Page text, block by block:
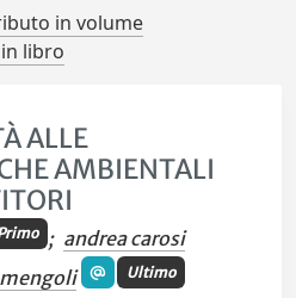
in volume
libro
ALLE
AMBIENTALI
; andrea carosi
Ultimo